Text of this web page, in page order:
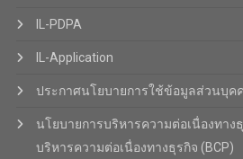
IL-PDPA
IL-Application
ประกาศนโยบายการใช้ข้อมูลส่วนบุค
นโยบายการบริหารความต่อเนื่องทาง
บริหารความต่อเนื่องทางธุรกิจ (BCP)